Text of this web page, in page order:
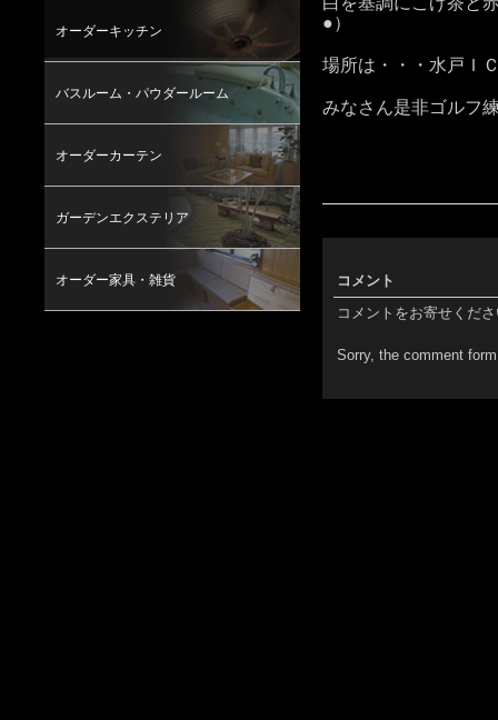
オーダーキッチン
バスルーム・パウダールーム
オーダーカーテン
ガーデンエクステリア
オーダー家具・雑貨
●）
場所は・・・水戸Ｉ
みなさん是非ゴルフ
コメント
コメントをお寄せくだ
Sorry, the comment